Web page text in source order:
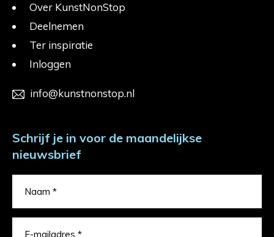
Over KunstNonStop
Deelnemen
Ter inspiratie
Inloggen
info@kunstnonstop.nl
Schrijf je in voor de maandelijkse
nieuwsbrief